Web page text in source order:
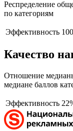
Респределение
по категориям
Эффективность
Качество
Отношение
медиане баллов
Эффективность